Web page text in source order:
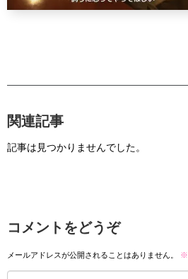
関連記事
記事は見つかりませんでした。
コメントをどうぞ
メールアドレスが公開されることはありません。 ※